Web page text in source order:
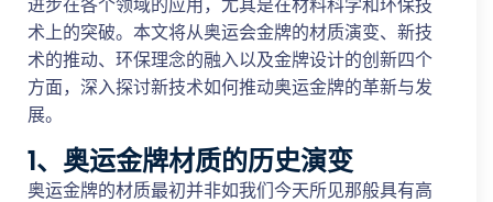
进步在各个领域的应用，尤其是在材料科学和环保技
术上的突破。本文将从奥运会金牌的材质演变、新技
术的推动、环保理念的融入以及金牌设计的创新四个
方面，深入探讨新技术如何推动奥运金牌的革新与发
展。
1、奥运金牌材质的历史演变
奥运金牌的材质最初并非如我们今天所见那般具有高